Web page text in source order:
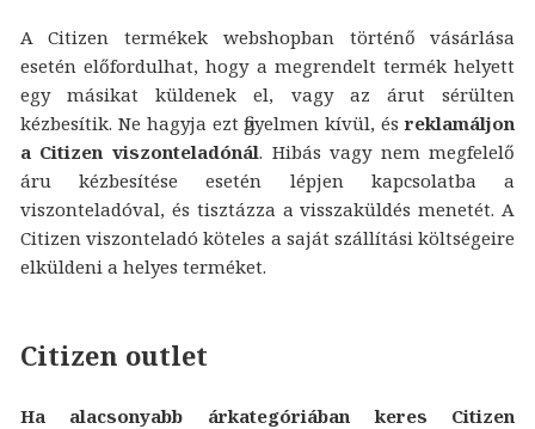
A Citizen termékek webshopban történő vásárlása
esetén előfordulhat, hogy a megrendelt termék helyett
egy másikat küldenek el, vagy az árut sérülten
kézbesítik. Ne hagyja ezt figyelmen kívül, ésreklamáljon
a Citizen viszonteladónál. Hibás vagy nem megfelelő
áru kézbesítése esetén lépjen kapcsolatba a
viszonteladóval, és tisztázza a visszaküldés menetét. A
Citizen viszonteladó köteles a saját szállítási költségeire
elküldeni a helyes terméket.
Citizen outlet
Ha alacsonyabb árkategóriában keres Citizen